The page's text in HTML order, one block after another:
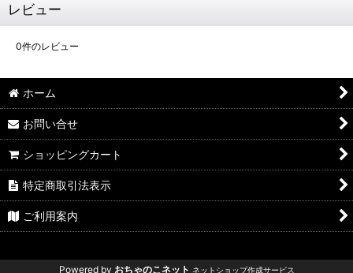
レビュー
0件のレビュー
ホーム
お問い合せ
ショッピングカート
特定商取引法表示
ご利用案内
Powered by おちゃのこネット ネットショップ作成サービス